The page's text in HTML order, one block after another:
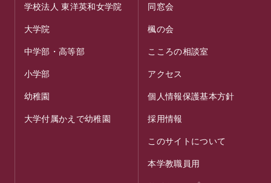
学校法人 東洋英和女学院
大学院
中学部・高等部
小学部
幼稚園
大学付属かえで幼稚園
同窓会
楓の会
こころの相談室
アクセス
個人情報保護基本方針
採用情報
このサイトについて
本学教職員用